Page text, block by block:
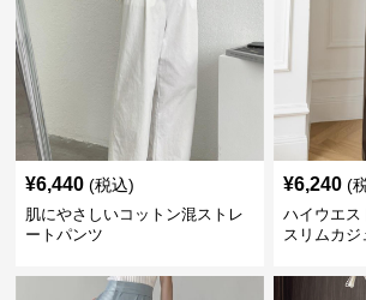
¥6,440 (税込)
肌にやさしいコットン混ストレ
ートパンツ
¥6,240 (
ハイウエス
スリムカジ